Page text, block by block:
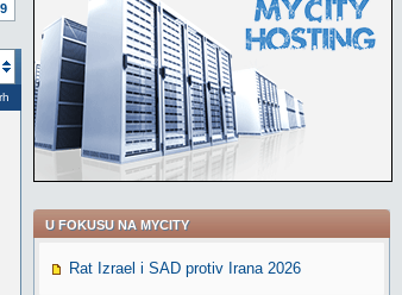
U FOKUSU NA MYCITY
Rat Izrael i SAD protiv Irana 2026